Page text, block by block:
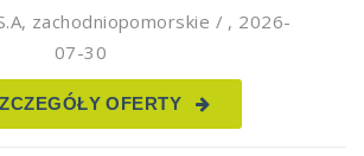
, zachodniopomorskie / , 2026-
07-30
OFERTY